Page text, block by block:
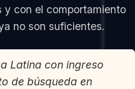
con el comportamiento
no son suficientes.
Latina con ingreso
de búsqueda en